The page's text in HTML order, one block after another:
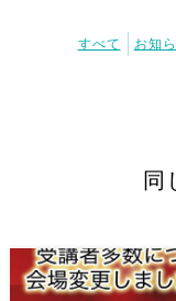
すべて お知
同